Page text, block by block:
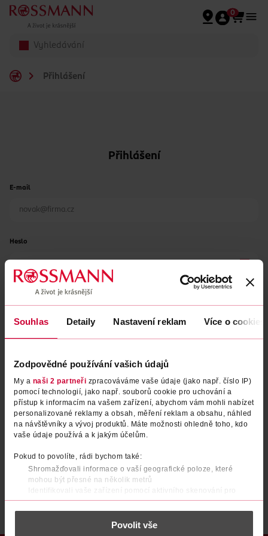
Souhlas Detaily Nastavení reklam Více o cookies
Zodpovědné používání vašich údajů
My a naši 2 partneři zpracováváme vaše údaje (jako např. číslo IP)
pomocí technologií, jako např. souborů cookie pro uchování a
přístup k informacím na vašem zařízení, abychom vám mohli nabízet
personalizované reklamy a obsah, měření reklam a obsahu, náhled
na návštěvníky a vývoj produktů. Máte možnosti ohledně toho, kdo
vaše údaje používá a k jakým účelům.
Pokud to povolíte, rádi bychom také:
Shromažďovali informace o vaší geografické poloze, které
mohou být přesné na několik metrů
Identifikovali vaše zařízení pomocí aktivního skenování pro
konkrétní charakteristiky (otisk prstu)
Zjistěte více o tom, jak zpracováváme vaše osobní údaje, a nastavte
části s podrobnostmi . Svůj souhlas můžete kdykoliv
Povolit vše
Přeskočit na hlavmní obsah
0
Přihlášení
Přihlášení
E-mail
Heslo
Zapomenuté heslo
PŘIHLÁSIT SE
Po registraci se stáváte členem ROSSMANN CLUBu a můžete čerpat výhody naplno. Zjistit více